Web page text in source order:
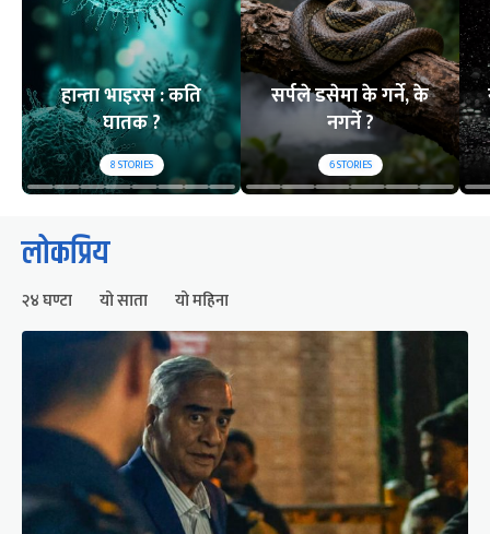
हान्ता भाइरस : कति
घातक ?
8STORIES
सर्पले डसेमा के गर्ने, के
नगर्ने ?
6STORIES
लोकप्रिय
२४ घण्टा यो साता यो महिना